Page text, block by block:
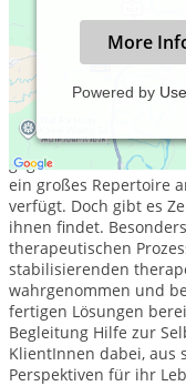
More
Powered by
Meine Arbeit ist
Menschen und ihren
gegenüber. Ich bin
ein großes Repertoire
verfügt. Doch gibt es
ihnen findet.
therapeutischen
stabilisierenden
wahrgenommen und
fertigen Lösungen
Begleitung Hilfe zur
KlientInnen dabei, aus
Perspektiven für ihr